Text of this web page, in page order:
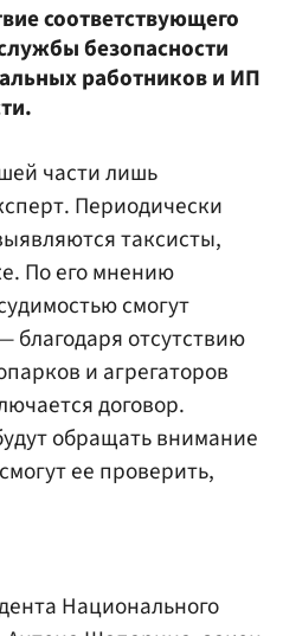
соответствующего
безопасности
работников и ИП
части лишь
Периодически
таксисты,
По его мнению
смогут
благодаря отсутствию
и агрегаторов
договор.
обращать внимание
ее проверить,
Национального